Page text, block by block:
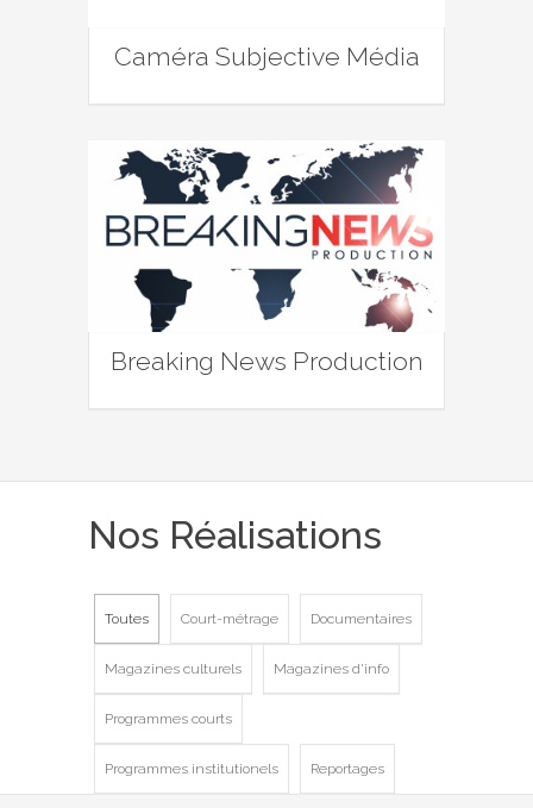
Caméra Subjective Média
Breaking News Production
Nos Réalisations
Toutes Court-métrage Documentaires
Magazines culturels Magazines d'info
Programmes courts
Programmes institutionels Reportages